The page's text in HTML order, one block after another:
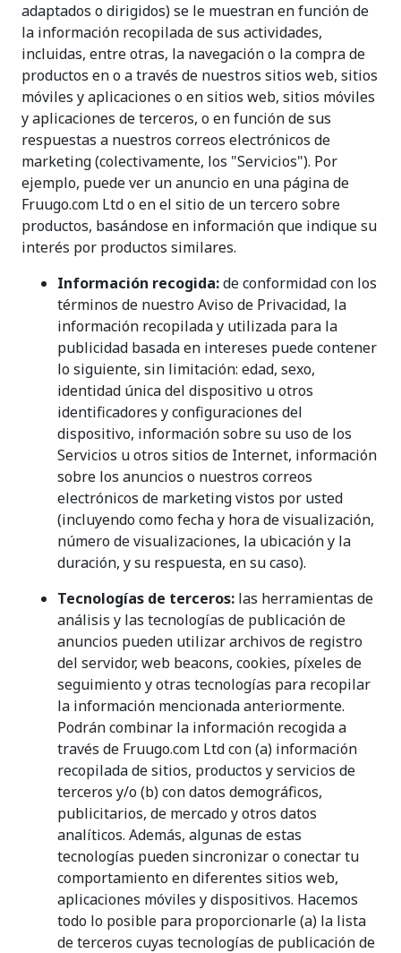
adaptados o dirigidos) se le muestran en función de
la información recopilada de sus actividades,
incluidas, entre otras, la navegación o la compra de
productos en o a través de nuestros sitios web, sitios
móviles y aplicaciones o en sitios web, sitios móviles
y aplicaciones de terceros, o en función de sus
respuestas a nuestros correos electrónicos de
marketing (colectivamente, los "Servicios"). Por
ejemplo, puede ver un anuncio en una página de
Fruugo.com Ltd o en el sitio de un tercero sobre
productos, basándose en información que indique su
interés por productos similares.
Información recogida:de conformidad con los
términos de nuestro Aviso de Privacidad, la
información recopilada y utilizada para la
publicidad basada en intereses puede contener
lo siguiente, sin limitación: edad, sexo,
identidad única del dispositivo u otros
identificadores y configuraciones del
dispositivo, información sobre su uso de los
Servicios u otros sitios de Internet, información
sobre los anuncios o nuestros correos
electrónicos de marketing vistos por usted
(incluyendo como fecha y hora de visualización,
número de visualizaciones, la ubicación y la
duración, y su respuesta, en su caso).
Tecnologías de terceros: las herramientas de
análisis y las tecnologías de publicación de
anuncios pueden utilizar archivos de registro
del servidor, web beacons, cookies, píxeles de
seguimiento y otras tecnologías para recopilar
la información mencionada anteriormente.
Podrán combinar la información recogida a
través de Fruugo.com Ltd con (a) información
recopilada de sitios, productos y servicios de
terceros y/o (b) con datos demográficos,
publicitarios, de mercado y otros datos
analíticos. Además, algunas de estas
tecnologías pueden sincronizar o conectar tu
comportamiento en diferentes sitios web,
aplicaciones móviles y dispositivos. Hacemos
todo lo posible para proporcionarle (a) la lista
de terceros cuyas tecnologías de publicación de